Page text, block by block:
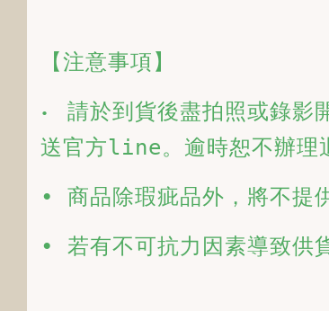
【注意事項】
• 請於到貨後盡拍照或錄影
送官方line。逾時恕不辦理
• 商品除瑕疵品外，將不提
• 若有不可抗力因素導致供